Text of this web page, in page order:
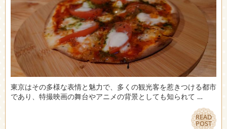
東京はその多様な表情と魅力で、多くの観光客を惹きつける都市
であり、特撮映画の舞台やアニメの背景としても知られて …
READ
POST
READ
POST